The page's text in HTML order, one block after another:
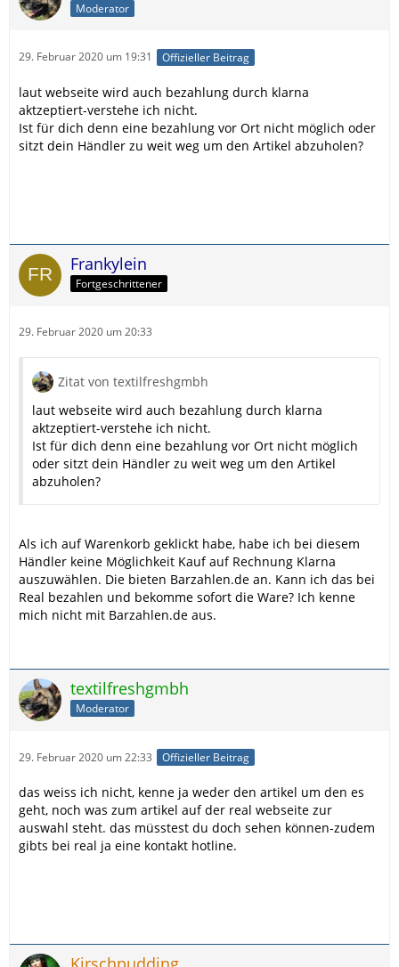
Moderator
29. Februar 2020 um 19:31 Offizieller Beitrag
laut webseite wird auch bezahlung durch klarna
aktzeptiert-verstehe ich nicht.
Ist für dich denn eine bezahlung vor Ort nicht möglich oder
sitzt dein Händler zu weit weg um den Artikel abzuholen?
Frankylein
Fortgeschrittener
29. Februar 2020 um 20:33
Zitat von textilfreshgmbh
laut webseite wird auch bezahlung durch klarna
aktzeptiert-verstehe ich nicht.
Ist für dich denn eine bezahlung vor Ort nicht möglich
oder sitzt dein Händler zu weit weg um den Artikel
abzuholen?
Als ich auf Warenkorb geklickt habe, habe ich bei diesem
Händler keine Möglichkeit Kauf auf Rechnung Klarna
auszuwählen. Die bieten Barzahlen.de an. Kann ich das bei
Real bezahlen und bekomme sofort die Ware? Ich kenne
mich nicht mit Barzahlen.de aus.
textilfreshgmbh
Moderator
29. Februar 2020 um 22:33 Offizieller Beitrag
das weiss ich nicht, kenne ja weder den artikel um den es
geht, noch was zum artikel auf der real webseite zur
auswahl steht. das müsstest du doch sehen können-zudem
gibts bei real ja eine kontakt hotline.